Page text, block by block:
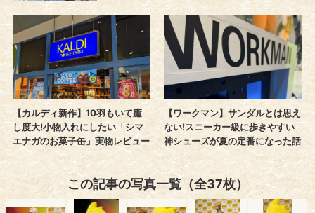
この記事の写真一覧（全37枚）